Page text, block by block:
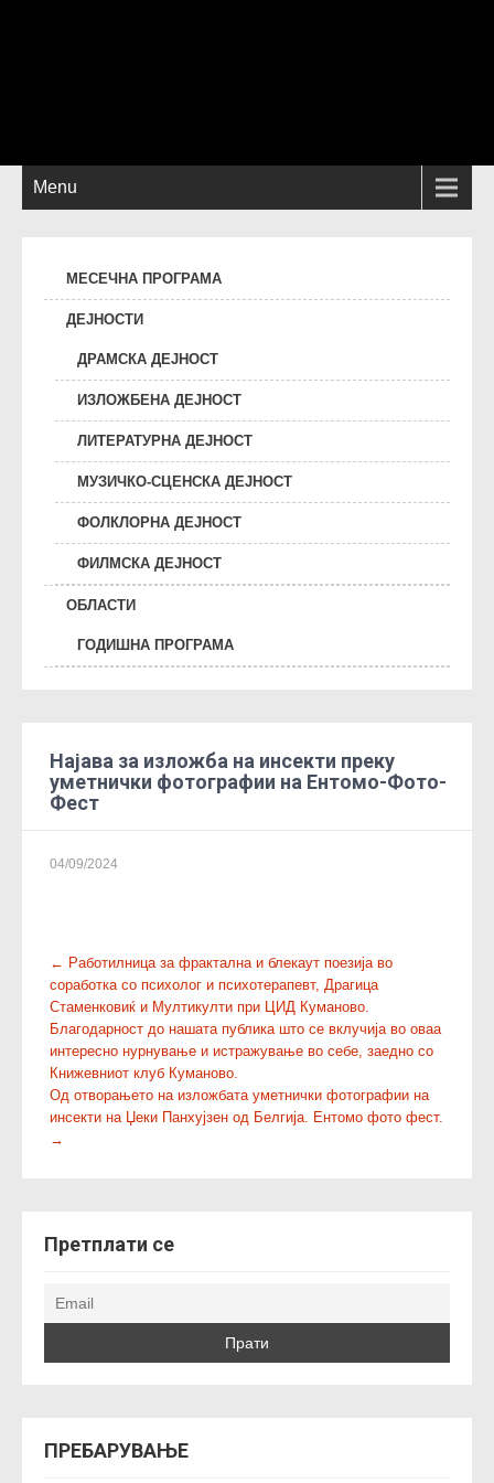
Menu
МЕСЕЧНА ПРОГРАМА
ДЕЈНОСТИ
ДРАМСКА ДЕЈНОСТ
ИЗЛОЖБЕНА ДЕЈНОСТ
ЛИТЕРАТУРНА ДЕЈНОСТ
МУЗИЧКО-СЦЕНСКА ДЕЈНОСТ
ФОЛКЛОРНА ДЕЈНОСТ
ФИЛМСКА ДЕЈНОСТ
ОБЛАСТИ
ГОДИШНА ПРОГРАМА
Најава за изложба на инсекти преку
уметнички фотографии на Ентомо-Фото-
Фест
04/09/2024
P
o
s
t
n
a
v
t
o
n
← Работилница за фрактална и блекаут поезија во
соработка со психолог и психотерапевт, Драгица
Стаменковиќ и Мултикулти при ЦИД Куманово.
Благодарност до нашата публика што се вклучија во оваа
интересно нурнување и истражување во себе, заедно со
Книжевниот клуб Куманово.
Од отворањето на изложбата уметнички фотографии на
инсекти на Џеки Панхујзен од Белгија. Ентомо фото фест.
→
Претплати се
ПРЕБАРУВАЊЕ